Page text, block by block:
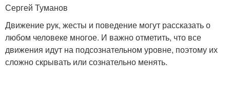
Сергей Туманов
Движение рук, жесты и поведение могут рассказать о
любом человеке многое. И важно отметить, что все
движения идут на подсознательном уровне, поэтому их
сложно скрывать или сознательно менять.